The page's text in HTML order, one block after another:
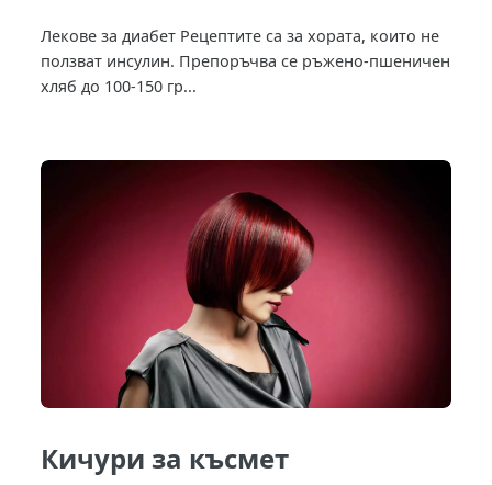
Лекове за диабет Рецептите са за хората, които не
ползват инсулин. Препоръчва се ръжено-пшеничен
хляб до 100-150 гр...
Кичури за късмет